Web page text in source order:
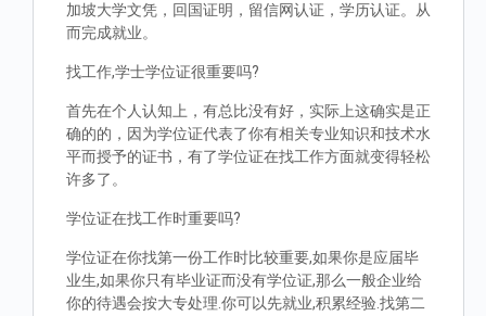
加坡大学文凭，回国证明，留信网认证，学历认证。从
而完成就业。
找工作,学士学位证很重要吗?
首先在个人认知上，有总比没有好，实际上这确实是正
确的的，因为学位证代表了你有相关专业知识和技术水
平而授予的证书，有了学位证在找工作方面就变得轻松
许多了。
学位证在找工作时重要吗?
学位证在你找第一份工作时比较重要,如果你是应届毕
业生,如果你只有毕业证而没有学位证,那么一般企业给
你的待遇会按大专处理.你可以先就业,积累经验.找第二